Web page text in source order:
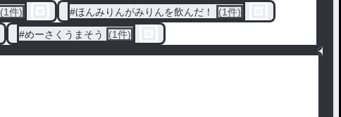
(1件) #ほんみりんがみりんを飲んだ！
(1件)
#めーさくうまそう (1件)